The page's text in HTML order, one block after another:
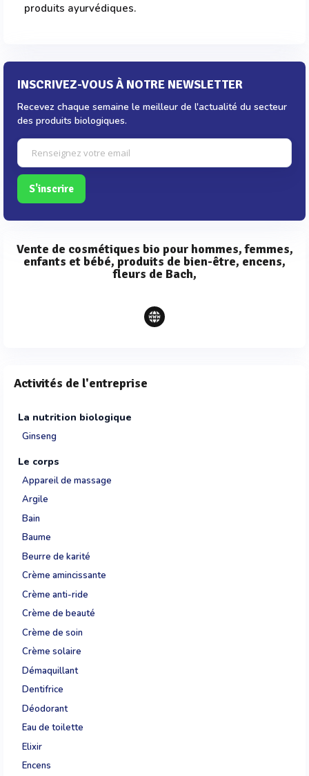
produits ayurvédiques.
INSCRIVEZ-VOUS À NOTRE NEWSLETTER
Recevez chaque semaine le meilleur de l'actualité du secteur
des produits biologiques.
S'inscrire
Vente de cosmétiques bio pour hommes, femmes,
enfants et bébé, produits de bien-être, encens,
fleurs de Bach,
Activités de l'entreprise
La nutrition biologique
Ginseng
Le corps
Appareil de massage
Argile
Bain
Baume
Beurre de karité
Crème amincissante
Crème anti-ride
Crème de beauté
Crème de soin
Crème solaire
Démaquillant
Dentifrice
Déodorant
Eau de toilette
Elixir
Encens